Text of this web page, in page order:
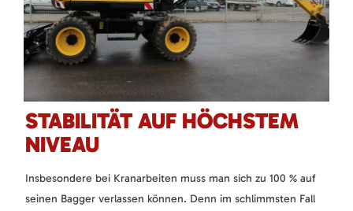
STABILITÄT AUF HÖCHSTEM
NIVEAU
Insbesondere bei Kranarbeiten muss man sich zu 100 % auf
seinen Bagger verlassen können. Denn im schlimmsten Fall